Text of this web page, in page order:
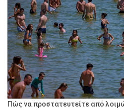
Πώς να προστατευτείτε από